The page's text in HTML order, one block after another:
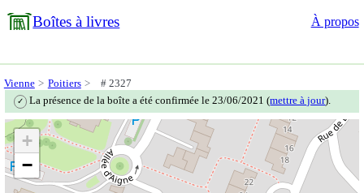
Boîtes à livres À propos
Vienne Poitiers # 2327
✓ La présence de la boîte a été confirmée le 23/06/2021 (mettre à jour).
+
−